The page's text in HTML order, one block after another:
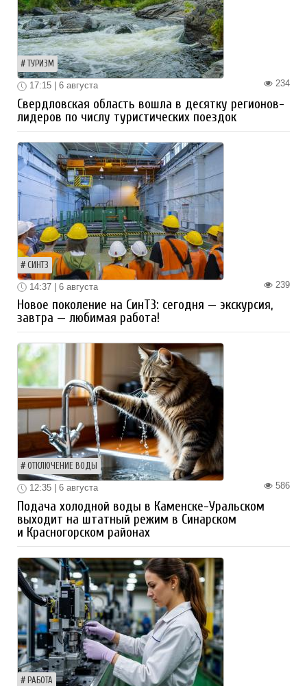
ТУРИЗМ
234
17:15 | 6 августа
Свердловская область вошла в десятку регионов-
лидеров по числу туристических поездок
СИНТЗ
239
14:37 | 6 августа
Новое поколение на СинТЗ: сегодня — экскурсия,
завтра — любимая работа!
ОТКЛЮЧЕНИЕ ВОДЫ
586
12:35 | 6 августа
Подача холодной воды в Каменске-Уральском
выходит на штатный режим в Синарском
и Красногорском районах
РАБОТА